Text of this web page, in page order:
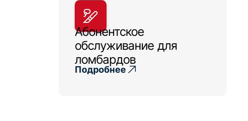
Абонентское
обслуживание для
ломбардов
Подробнее